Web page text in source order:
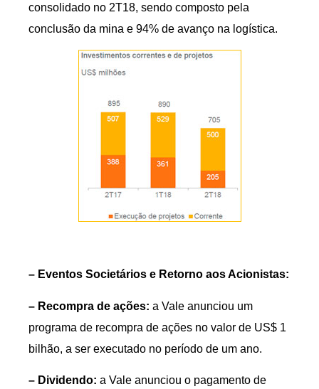
consolidado no 2T18, sendo composto pela
conclusão da mina e 94% de avanço na logística.
– Eventos Societários e Retorno aos Acionistas:
– Recompra de ações: a Vale anunciou um
programa de recompra de ações no valor de US$ 1
bilhão, a ser executado no período de um ano.
– Dividendo: a Vale anunciou o pagamento de